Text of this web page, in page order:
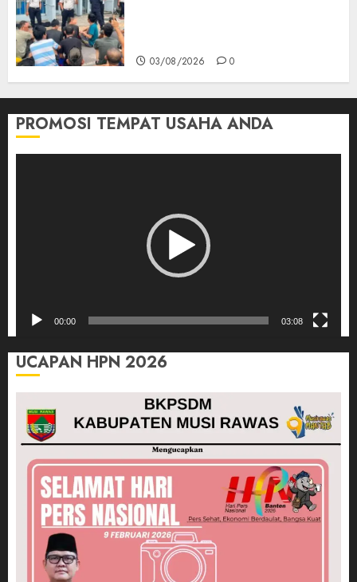
03/08/2026 0
PROMOSI TEMPAT USAHA ANDA
00:00 03:08
UCAPAN HPN 2026